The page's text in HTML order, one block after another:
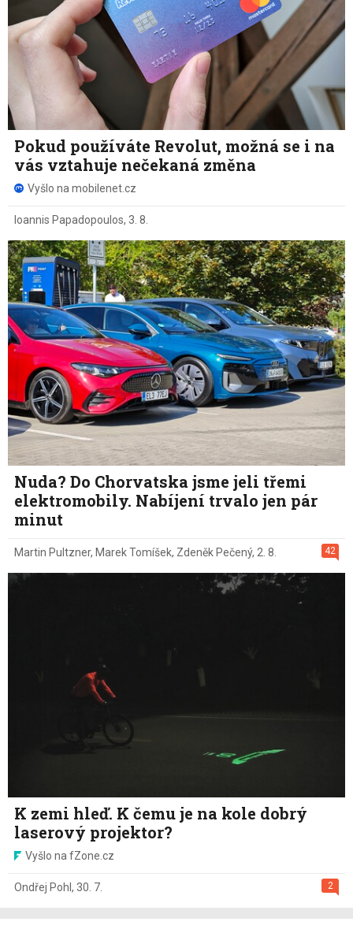
Pokud používáte Revolut, možná se i na
vás vztahuje nečekaná změna
Vyšlo na mobilenet.cz
Ioannis Papadopoulos, 3. 8.
Nuda? Do Chorvatska jsme jeli třemi
elektromobily. Nabíjení trvalo jen pár
minut
42
Martin Pultzner, Marek Tomíšek, Zdeněk Pečený, 2. 8.
K zemi hleď. K čemu je na kole dobrý
laserový projektor?
Vyšlo na fZone.cz
2
Ondřej Pohl , 30. 7.